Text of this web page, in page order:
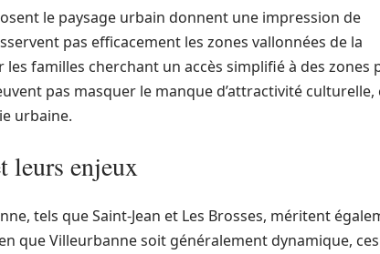
le paysage urbain donnent une impression de
pas efficacement les zones vallonnées de la
familles cherchant un accès simplifié à des zones
pas masquer le manque d’attractivité culturelle,
urbaine.
leurs enjeux
tels que Saint-Jean et Les Brosses, méritent
que Villeurbanne soit généralement dynamique, ces